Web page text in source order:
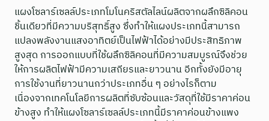
แผงโซลาร์เซลล์ประเภทโมโนคริสตัลไลน์ผลิตจากผลึกซิลิคอน
ชิ้นเดียวที่มีความบริสุทธิ์สูง ซึ่งทำให้แผงประเภทนี้สามารถ
แปลงพลังงานแสงอาทิตย์เป็นไฟฟ้าได้อย่างมีประสิทธิภาพ
สูงสุด การออกแบบที่ใช้ผลึกซิลิคอนที่มีความสมบูรณ์จึงช่วย
ให้การผลิตไฟฟ้ามีความเสถียรและยาวนาน อีกทั้งยังมีอายุ
การใช้งานที่ยาวนานกว่าประเภทอื่น ๆ อย่างไรก็ตาม
เนื่องจากเทคโนโลยีการผลิตที่ซับซ้อนและวัสดุที่ใช้มีราคาค่อน
ข้างสูง ทำให้แผงโซลาร์เซลล์ประเภทนี้มีราคาค่อนข้างแพง